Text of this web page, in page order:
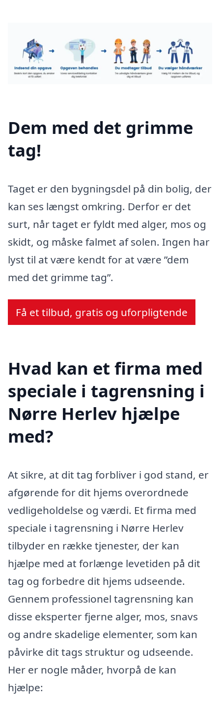
Dem med det grimme
tag!
Taget er den bygningsdel på din bolig, der
kan ses længst omkring. Derfor er det
surt, når taget er fyldt med alger, mos og
skidt, og måske falmet af solen. Ingen har
lyst til at være kendt for at være ”dem
med det grimme tag”.
Få et tilbud, gratis og uforpligtende
Hvad kan et firma med
speciale i tagrensning i
Nørre Herlev hjælpe
med?
At sikre, at dit tag forbliver i god stand, er
afgørende for dit hjems overordnede
vedligeholdelse og værdi. Et firma med
speciale i tagrensning i Nørre Herlev
tilbyder en række tjenester, der kan
hjælpe med at forlænge levetiden på dit
tag og forbedre dit hjems udseende.
Gennem professionel tagrensning kan
disse eksperter fjerne alger, mos, snavs
og andre skadelige elementer, som kan
påvirke dit tags struktur og udseende.
Her er nogle måder, hvorpå de kan
hjælpe: